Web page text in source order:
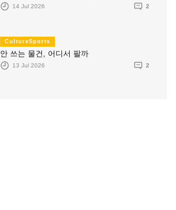
14 Jul 2026 2
CultureSports
안 쓰는 물건, 어디서 팔까
13 Jul 2026 2